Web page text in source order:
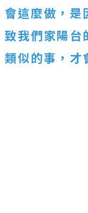
會這麼做，是
致我們家陽台
類似的事，才